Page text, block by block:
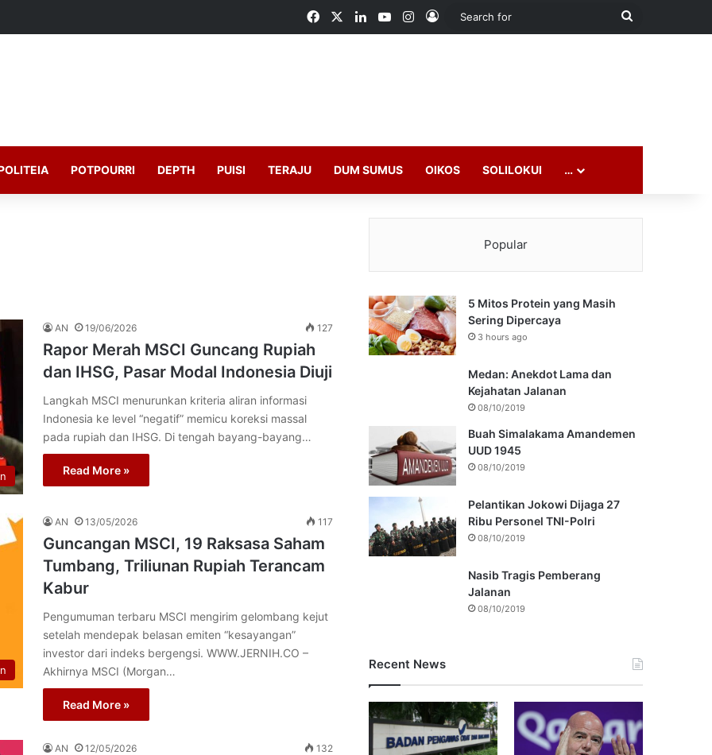
FacebookLinkedInYouTubeInstagram
Log In
Search
POTPOURRI DEPTH PUISI TERAJU DUM SUMUS OIKOS SOLILOKUI …
AN 19/06/2026 127
Rapor Merah MSCI Guncang Rupiah
dan IHSG, Pasar Modal Indonesia Diuji
Langkah MSCI menurunkan kriteria aliran informasi
Indonesia ke level “negatif” memicu koreksi massal
pada rupiah dan IHSG. Di tengah bayang-bayang…
Read More »
AN 13/05/2026 117
Guncangan MSCI, 19 Raksasa Saham
Tumbang, Triliunan Rupiah Terancam
Kabur
Pengumuman terbaru MSCI mengirim gelombang kejut
setelah mendepak belasan emiten “kesayangan”
investor dari indeks bergengsi. WWW.JERNIH.CO –
Akhirnya MSCI (Morgan…
Read More »
AN 12/05/2026 132
Popular
5 Mitos Protein yang Masih
Sering Dipercaya
3 hours ago
Medan: Anekdot Lama dan
Kejahatan Jalanan
08/10/2019
Buah Simalakama Amandemen
UUD 1945
08/10/2019
Pelantikan Jokowi Dijaga 27
Ribu Personel TNI-Polri
08/10/2019
Nasib Tragis Pemberang
Jalanan
08/10/2019
Recent News